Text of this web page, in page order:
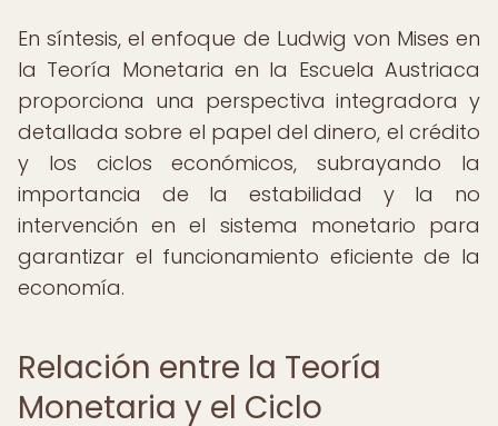
En síntesis, el enfoque de Ludwig von Mises en
la Teoría Monetaria en la Escuela Austriaca
proporciona una perspectiva integradora y
detallada sobre el papel del dinero, el crédito
y los ciclos económicos, subrayando la
importancia de la estabilidad y la no
intervención en el sistema monetario para
garantizar el funcionamiento eficiente de la
economía.
Relación entre la Teoría
Monetaria y el Ciclo